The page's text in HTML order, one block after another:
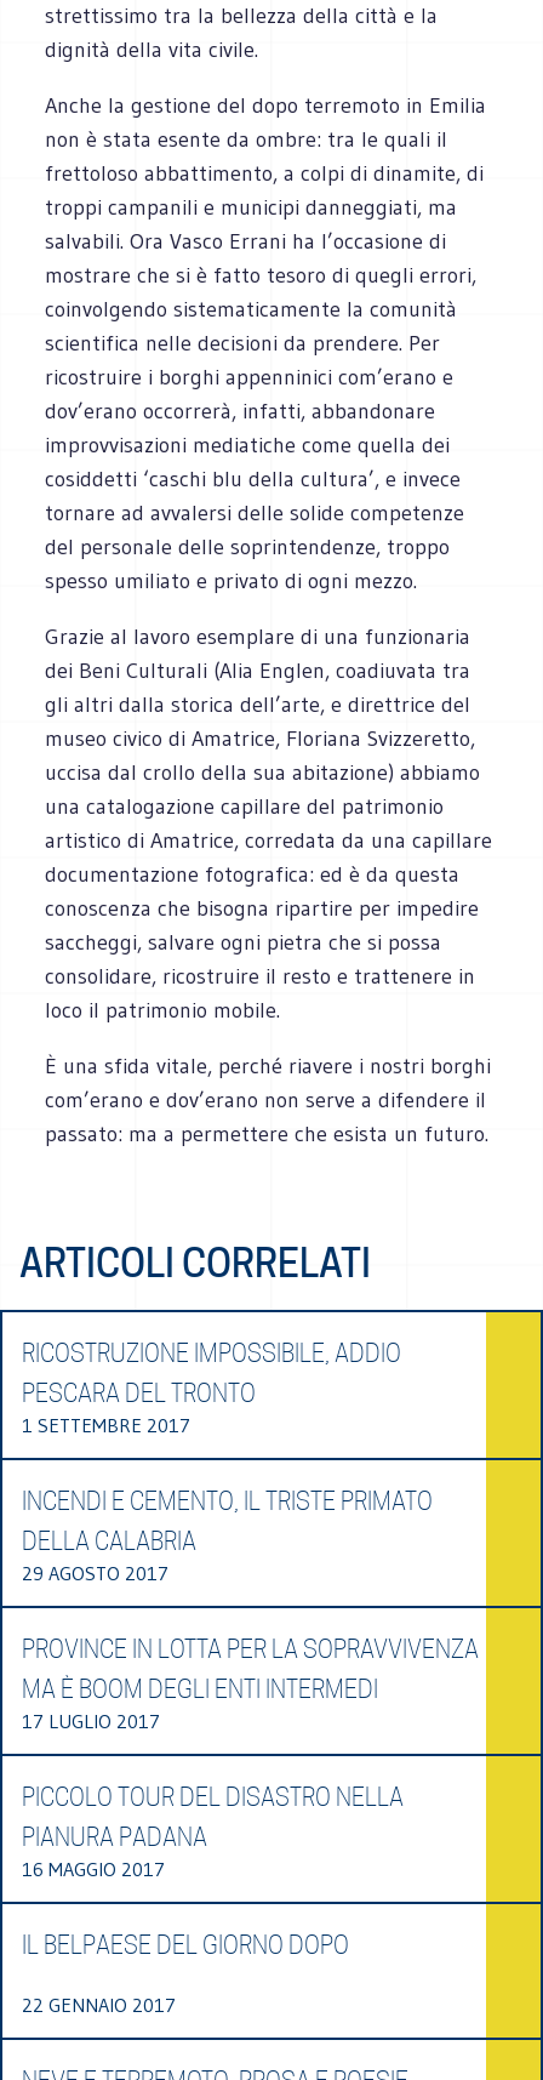
strettissimo tra la bellezza della città e la
dignità della vita civile.
Anche la gestione del dopo terremoto in Emilia
non è stata esente da ombre: tra le quali il
frettoloso abbattimento, a colpi di dinamite, di
troppi campanili e municipi danneggiati, ma
salvabili. Ora Vasco Errani ha l’occasione di
mostrare che si è fatto tesoro di quegli errori,
coinvolgendo sistematicamente la comunità
scientifica nelle decisioni da prendere. Per
ricostruire i borghi appenninici com’erano e
dov’erano occorrerà, infatti, abbandonare
improvvisazioni mediatiche come quella dei
cosiddetti ‘caschi blu della cultura’, e invece
tornare ad avvalersi delle solide competenze
del personale delle soprintendenze, troppo
spesso umiliato e privato di ogni mezzo.
Grazie al lavoro esemplare di una funzionaria
dei Beni Culturali (Alia Englen, coadiuvata tra
gli altri dalla storica dell’arte, e direttrice del
museo civico di Amatrice, Floriana Svizzeretto,
uccisa dal crollo della sua abitazione) abbiamo
una catalogazione capillare del patrimonio
artistico di Amatrice, corredata da una capillare
documentazione fotografica: ed è da questa
conoscenza che bisogna ripartire per impedire
saccheggi, salvare ogni pietra che si possa
consolidare, ricostruire il resto e trattenere in
loco il patrimonio mobile.
È una sfida vitale, perché riavere i nostri borghi
com’erano e dov’erano non serve a difendere il
passato: ma a permettere che esista un futuro.
ARTICOLI CORRELATI
RICOSTRUZIONE IMPOSSIBILE, ADDIO
PESCARA DEL TRONTO
1 SETTEMBRE 2017
INCENDI E CEMENTO, IL TRISTE PRIMATO
DELLA CALABRIA
29 AGOSTO 2017
PROVINCE IN LOTTA PER LA SOPRAVVIVENZA
MA È BOOM DEGLI ENTI INTERMEDI
17 LUGLIO 2017
PICCOLO TOUR DEL DISASTRO NELLA
PIANURA PADANA
16 MAGGIO 2017
IL BELPAESE DEL GIORNO DOPO
22 GENNAIO 2017